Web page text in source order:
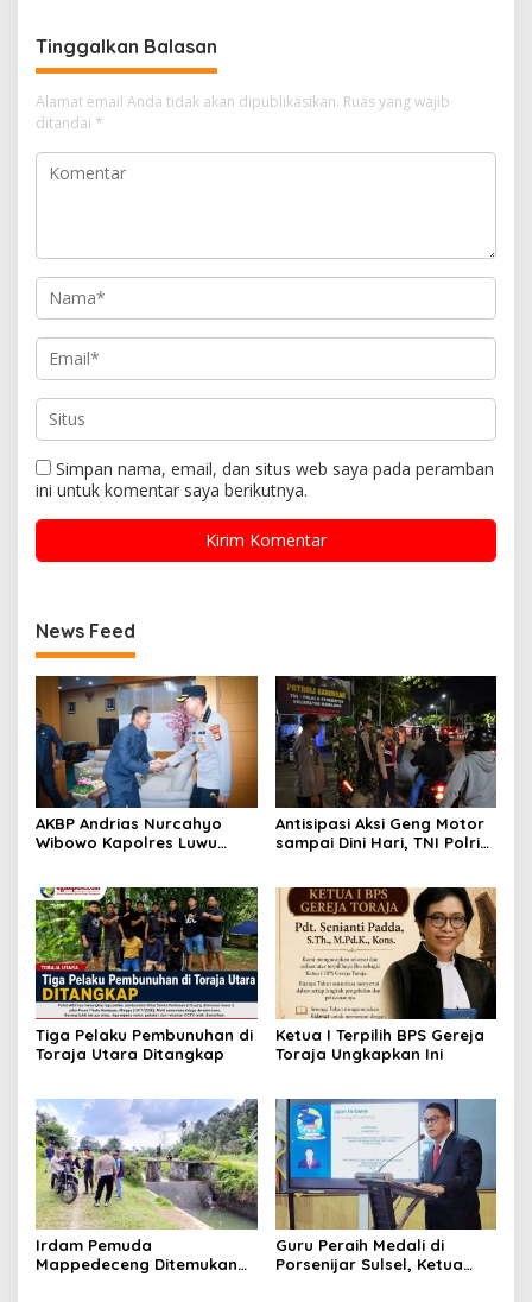
Tinggalkan Balasan
Alamat email Anda tidak akan dipublikasikan. Ruas yang wajib
ditandai *
Simpan nama, email, dan situs web saya pada peramban
ini untuk komentar saya berikutnya.
News Feed
AKBP Andrias Nurcahyo
Wibowo Kapolres Luwu
Antisipasi Aksi Geng Motor
sampai Dini Hari, TNI Polri
Tiga Pelaku Pembunuhan di
Toraja Utara Ditangkap
Ketua I Terpilih BPS Gereja
Toraja Ungkapkan Ini
Irdam Pemuda
Mappedeceng Ditemukan
Guru Peraih Medali di
Porsenijar Sulsel, Ketua